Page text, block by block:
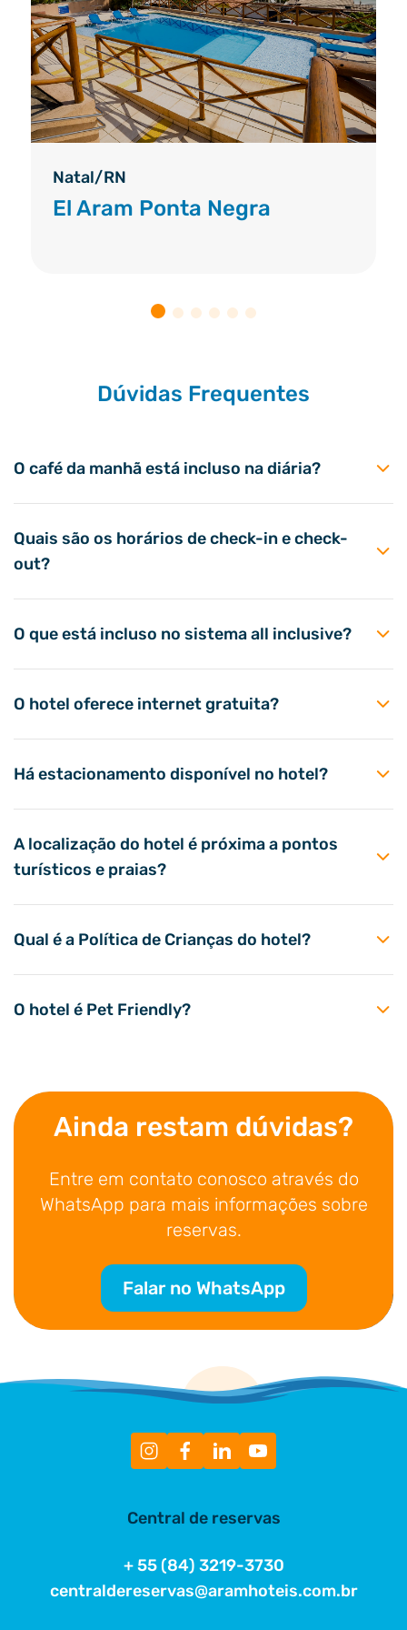
Natal/RN
El Aram Ponta Negra
Dúvidas Frequentes
O café da manhã está incluso na diária?
Quais são os horários de check-in e check-
out?
O que está incluso no sistema all inclusive?
O hotel oferece internet gratuita?
Há estacionamento disponível no hotel?
A localização do hotel é próxima a pontos
turísticos e praias?
Qual é a Política de Crianças do hotel?
O hotel é Pet Friendly?
Ainda restam dúvidas?
Entre em contato conosco através do
WhatsApp para mais informações sobre
reservas.
Falar no WhatsApp
Central de reservas
+ 55 (84) 3219-3730
centraldereservas@aramhoteis.com.br